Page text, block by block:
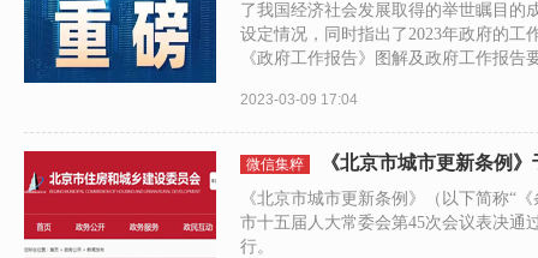
了我国经济社会发展取得的举世瞩目的
设定情况，同时指出了2023年政府的工
《政府工作报告》图解及政府工作报告
2023-03-09 17:04
微信集粹 《北京市城市更新条例
《北京市城市更新条例》（以下简称“
市十五届人大常委会第45次会议表决通
行。